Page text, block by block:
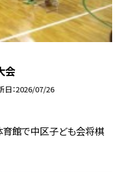
会
日 2026/07/26
育館で中区子ども会将棋